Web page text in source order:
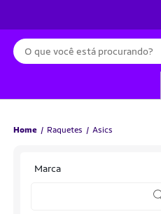
Busca
Home Raquetes Asics
Marca